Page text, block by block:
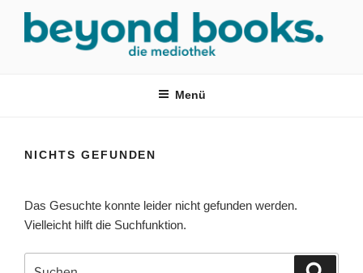
springen
Menü
NICHTS GEFUNDEN
Das Gesuchte konnte leider nicht gefunden werden.
Vielleicht hilft die Suchfunktion.